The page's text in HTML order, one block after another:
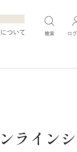
ついて 検索 ロ
ライン